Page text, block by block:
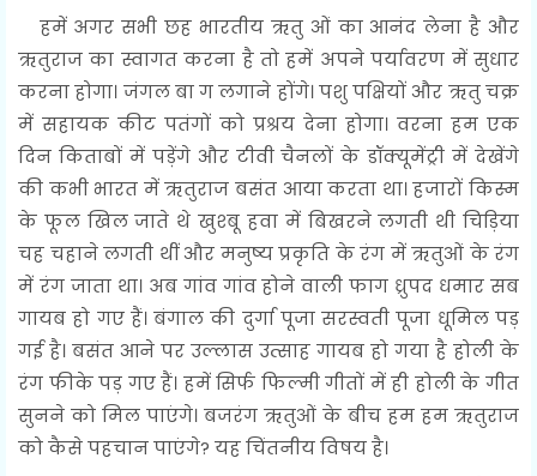
हमें अगर सभी छह भारतीय ऋतु ओं का आनंद लेना है और
ऋतुराज का स्वागत करना है तो हमें अपने पर्यावरण में सुधार
करना होगा। जंगल बा ग लगाने होंगे। पशु पक्षियों और ऋतु चक्र
में सहायक कीट पतंगों को प्रश्रय देना होगा। वरना हम एक
दिन किताबों में पड़ेंगे और टीवी चैनलों के डॉक्यूमेंट्री में देखेंगे
की कभी भारत में ऋतुराज बसंत आया करता था। हजारों किस्म
के फूल खिल जाते थे खुश्बू हवा में बिखरने लगती थी चिड़िया
चह चहाने लगती थीं और मनुष्य प्रकृति के रंग में ऋतुओं के रंग
में रंग जाता था। अब गांव गांव होने वाली फाग ध्रुपद धमार सब
गायब हो गए हैं। बंगाल की दुर्गा पूजा सरस्वती पूजा धूमिल पड़
गई है। बसंत आने पर उल्लास उत्साह गायब हो गया है होली के
रंग फीके पड़ गए हैं। हमें सिर्फ फिल्मी गीतों में ही होली के गीत
सुनने को मिल पाएंगे। बजरंग ऋतुओं के बीच हम हम ऋतुराज
को कैसे पहचान पाएंगे? यह चिंतनीय विषय है।